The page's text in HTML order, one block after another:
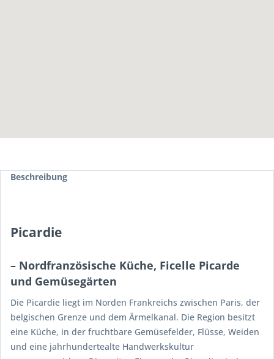
Beschreibung
Picardie
– Nordfranzösische Küche, Ficelle Picarde
und Gemüsegärten
Die Picardie liegt im Norden Frankreichs zwischen Paris, der
belgischen Grenze und dem Ärmelkanal. Die Region besitzt
eine Küche, in der fruchtbare Gemüsefelder, Flüsse, Weiden
und eine jahrhundertealte Handwerkskultur